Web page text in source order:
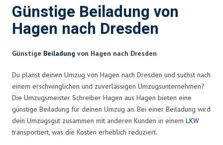
Günstige Beiladung von
Hagen nach Dresden
Günstige Beiladung von Hagen nach Dresden
Du planst deinen Umzug von Hagen nach Dresden und suchst nach
einem erschwinglichen und zuverlässigen Umzugsunternehmen?
Die Umzugsmeister Schreiber Hagen aus Hagen bieten eine
günstige Beiladung für deinen Umzug an. Bei einer Beiladung wird
dein Umzugsgut zusammen mit anderen Kunden in einem LKW
transportiert, was die Kosten erheblich reduziert.